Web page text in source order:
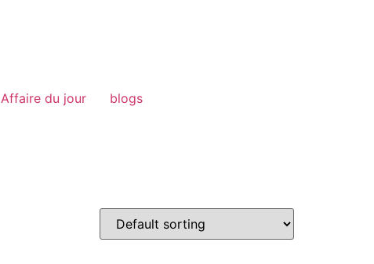
Affaire du jour blogs